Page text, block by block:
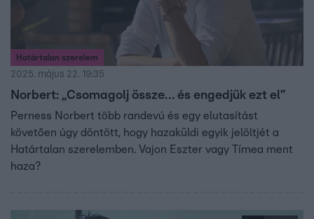
Határtalan szerelem
2025. május 22. 19:35
Norbert: „Csomagolj össze… és engedjük ezt el”
Perness Norbert több randevú és egy elutasítást
követően úgy döntött, hogy hazaküldi egyik jelöltjét a
Határtalan szerelemben. Vajon Eszter vagy Tímea ment
haza?